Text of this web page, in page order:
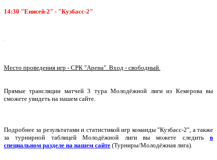
14:30 "Енисей-2" - "Кузбасс-2"
Место проведения игр - СРК "Арена". Вход - свободный.
Прямые трансляции матчей 3 тура Молодёжной лиги из Кемерова вы
сможете увидеть на нашем сайте.
Подробнее за результатами и статистикой игр команды "Кузбасс-2", а также
за турнирной таблицей Молодёжной лиги вы можете следить в
специальном разделе на нашем сайте (Турниры/Молодёжная лига).